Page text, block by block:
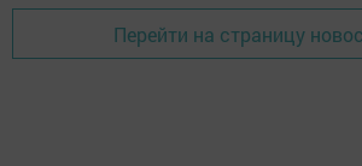
Перейти на страницу